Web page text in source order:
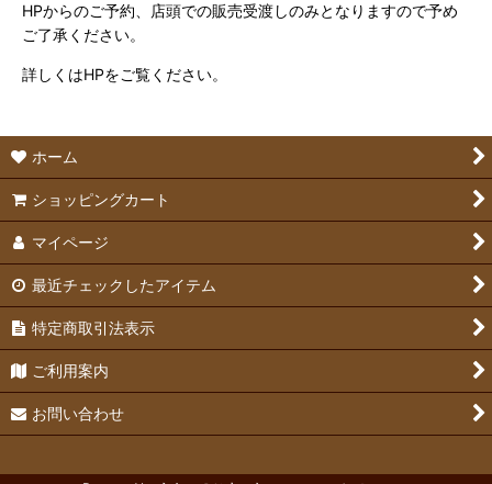
HPからのご予約、店頭での販売受渡しのみとなりますので予め
ご了承ください。
詳しくはHPをご覧ください。
ホーム
ショッピングカート
マイページ
最近チェックしたアイテム
特定商取引法表示
ご利用案内
お問い合わせ